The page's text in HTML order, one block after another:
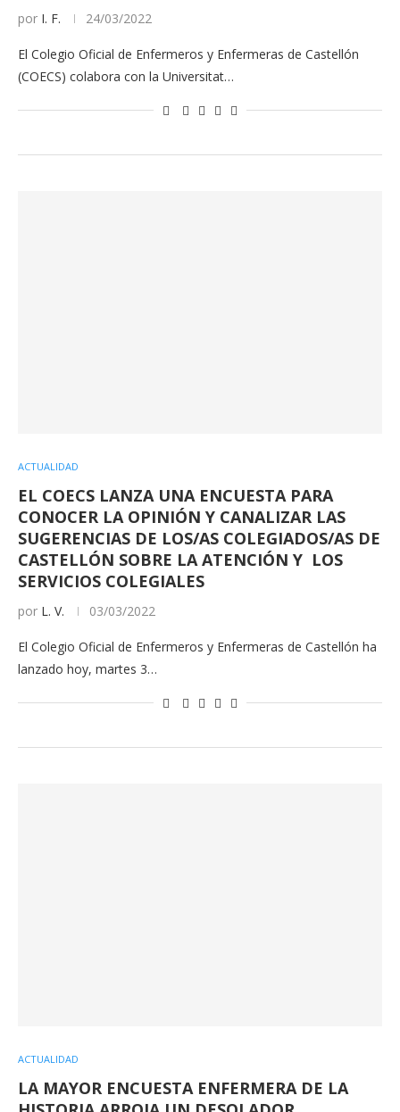
por I. F. 24/03/2022
El Colegio Oficial de Enfermeros y Enfermeras de Castellón
(COECS) colabora con la Universitat…
ACTUALIDAD
EL COECS LANZA UNA ENCUESTA PARA
CONOCER LA OPINIÓN Y CANALIZAR LAS
SUGERENCIAS DE LOS/AS COLEGIADOS/AS DE
CASTELLÓN SOBRE LA ATENCIÓN Y LOS
SERVICIOS COLEGIALES
por L. V. 03/03/2022
El Colegio Oficial de Enfermeros y Enfermeras de Castellón ha
lanzado hoy, martes 3…
ACTUALIDAD
LA MAYOR ENCUESTA ENFERMERA DE LA